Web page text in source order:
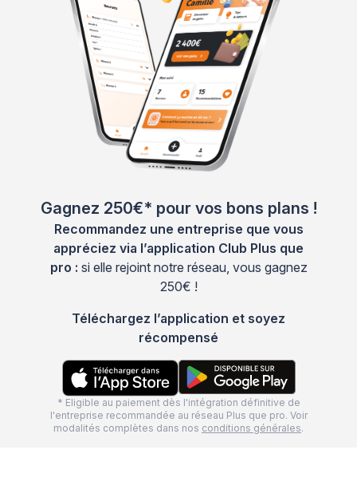
Gagnez 250€* pour vos bons plans !
Recommandez une entreprise que vous
appréciez via l’application Club Plus que
pro : si elle rejoint notre réseau, vous gagnez
250€ !
Téléchargez l’application et soyez
récompensé
* Eligible au paiement dès l'intégration définitive de
l'entreprise recommandée au réseau Plus que pro. Voir
modalités complètes dans nos conditions générales.